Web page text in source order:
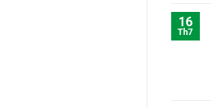
16
Th7